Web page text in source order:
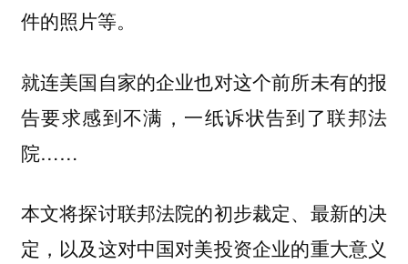
件的照片等。
就连美国自家的企业也对这个前所未有的报
告要求感到不满，一纸诉状告到了联邦法
院……
本文将探讨联邦法院的初步裁定、最新的决
定，以及这对中国对美投资企业的重大意义